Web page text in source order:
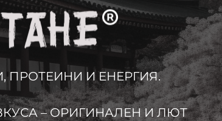
ПРОТЕИНИ И ЕНЕРГИЯ.
– ОРИГИНАЛЕН И ЛЮТ